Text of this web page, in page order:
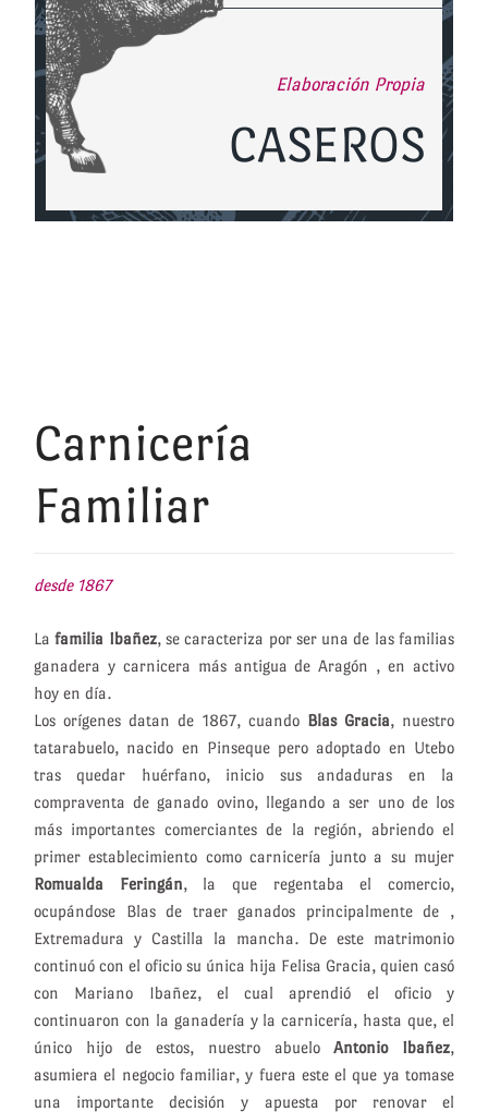
Elaboración Propia
CASEROS
Carnicería
Familiar
desde 1867
Lafamilia Ibañez, se caracteriza por ser una de las familias
ganadera y carnicera más antigua de Aragón , en activo
hoy en día.
Los orígenes datan de 1867, cuando Blas Gracia, nuestro
tatarabuelo, nacido en Pinseque pero adoptado en Utebo
tras quedar huérfano, inicio sus andaduras en la
compraventa de ganado ovino, llegando a ser uno de los
más importantes comerciantes de la región, abriendo el
primer establecimiento como carnicería junto a su mujer
Romualda Feringán, la que regentaba el comercio,
ocupándose Blas de traer ganados principalmente de ,
Extremadura y Castilla la mancha. De este matrimonio
continuó con el oficio su única hija Felisa Gracia, quien casó
con Mariano Ibañez, el cual aprendió el oficio y
continuaron con la ganadería y la carnicería, hasta que, el
único hijo de estos, nuestro abueloAntonio Ibañez,
asumiera el negocio familiar, y fuera este el que ya tomase
una importante decisión y apuesta por renovar el